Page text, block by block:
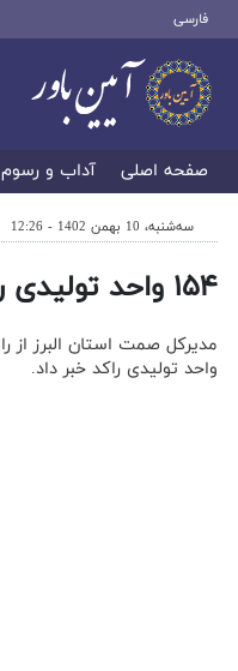
فارسی
صفحه اصلی آداب و رسوم
سه‌شنبه، 10 بهمن 1402 - 12:26
۱۵۴ واحد تولیدی راکد البرز راه اندازی شد
واحد تولیدی راکد خبر داد.